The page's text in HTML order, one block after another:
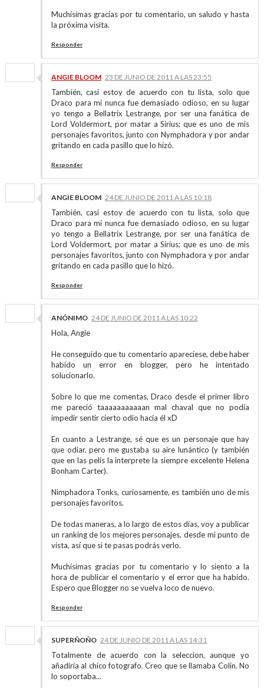
Muchísimas gracias por tu comentario, un saludo y hasta
la próxima visita.
Responder
ANGIE BLOOM 23 DE JUNIO DE 2011 A LAS 23:55
También, casi estoy de acuerdo con tu lista, solo que
Draco para mí nunca fue demasiado odioso, en su lugar
yo tengo a Bellatrix Lestrange, por ser una fanática de
Lord Voldermort, por matar a Sirius; que es uno de mis
personajes favoritos, junto con Nymphadora y por andar
gritando en cada pasillo que lo hizó.
Responder
ANGIE BLOOM 24 DE JUNIO DE 2011 A LAS 10:18
También, casi estoy de acuerdo con tu lista, solo que
Draco para mí nunca fue demasiado odioso, en su lugar
yo tengo a Bellatrix Lestrange, por ser una fanática de
Lord Voldermort, por matar a Sirius; que es uno de mis
personajes favoritos, junto con Nymphadora y por andar
gritando en cada pasillo que lo hizó.
Responder
ANÓNIMO 24 DE JUNIO DE 2011 A LAS 10:22
Hola, Angie
He conseguido que tu comentario apareciese, debe haber
habido un error en blogger, pero he intentado
solucionarlo.
Sobre lo que me comentas, Draco desde el primer libro
me pareció taaaaaaaaaaan mal chaval que no podía
impedir sentir cierto odio hacia él xD
En cuanto a Lestrange, sé que es un personaje que hay
que odiar, pero me gustaba su aire lunántico (y también
que en las pelis la interprete la siempre excelente Helena
Bonham Carter).
Nimphadora Tonks, curiosamente, es también uno de mis
personajes favoritos.
De todas maneras, a lo largo de estos días, voy a publicar
un ranking de los mejores personajes, desde mi punto de
vista, así que si te pasas podrás verlo.
Muchísimas gracias por tu comentario y lo siento a la
hora de publicar el comentario y el error que ha habido.
Espero que Blogger no se vuelva loco de nuevo.
Responder
SUPERÑOÑO 24 DE JUNIO DE 2011 A LAS 14:31
Totalmente de acuerdo con la seleccion, aunque yo
añadiría al chico fotografo. Creo que se llamaba Colin. No
lo soportaba...